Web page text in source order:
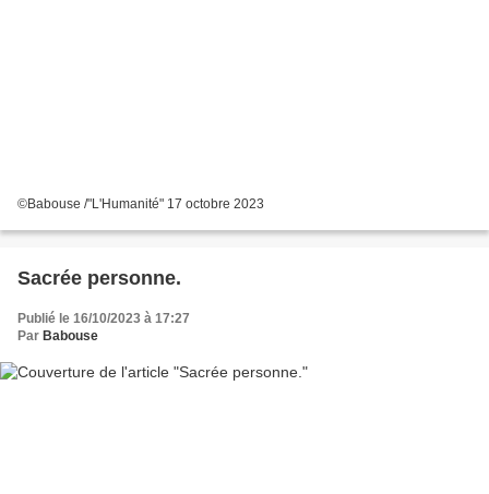
©Babouse /"L'Humanité" 17 octobre 2023
Sacrée personne.
Publié le 16/10/2023 à 17:27
Par Babouse